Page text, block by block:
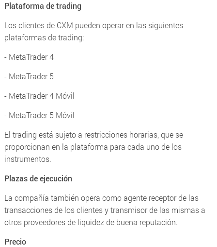
Plataforma de trading
Los clientes de CXM pueden operar en las siguientes
plataformas de trading:
- MetaTrader 4
- MetaTrader 5
- MetaTrader 4 Móvil
- MetaTrader 5 Móvil
El trading está sujeto a restricciones horarias, que se
proporcionan en la plataforma para cada uno de los
instrumentos.
Plazas de ejecución
La compañía también opera como agente receptor de las
transacciones de los clientes y transmisor de las mismas a
otros proveedores de liquidez de buena reputación.
Precio